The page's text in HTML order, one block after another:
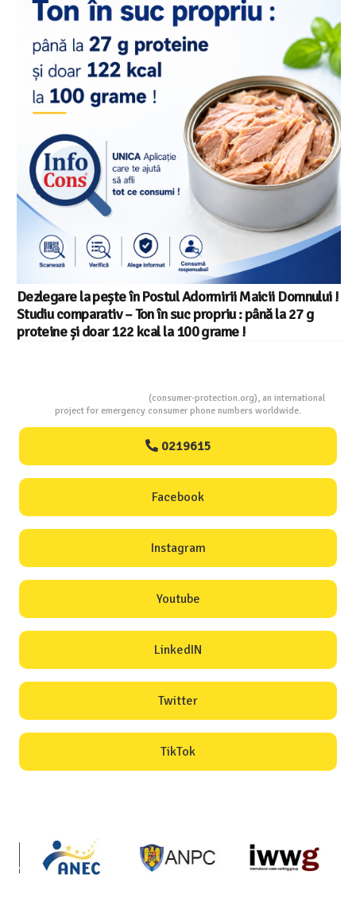
Dezlegare la pește în Postul Adormirii Maicii Domnului !
Studiu comparativ – Ton în suc propriu : până la 27 g
proteine și doar 122 kcal la 100 grame !
(consumer-protection.org), an international
project for emergency consumer phone numbers worldwide.
0219615
Facebook
Instagram
Youtube
LinkedIN
Twitter
TikTok